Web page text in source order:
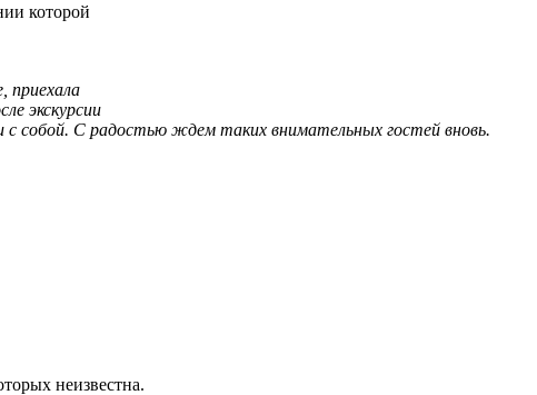
которой
приехала
экскурсии
с собой. С радостью ждем таких внимательных гостей вновь.
неизвестна.